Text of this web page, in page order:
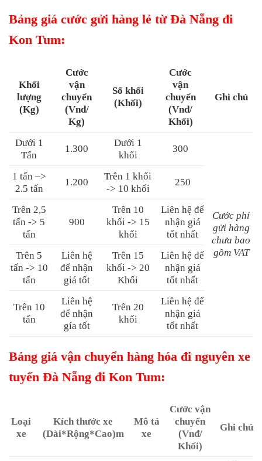
Bảng giá cước gửi hàng lẻ từ Đà Nẵng đi
Kon Tum:
Khối
lượng
(Kg)
Cước
vận
chuyển
(Vnđ/
Kg)
Số khối
(Khối)
Cước
vận
chuyển
(Vnđ/
Khối)
Ghi chú
Dưới 1
Tấn
1.300
Dưới 1
khối
300
Cước phí
gửi hàng
chưa bao
gồm VAT
1 tấn –>
2.5 tấn
1.200
Trên 1 khối
-> 10 khối
250
Trên 2,5
tấn -> 5
tấn
900
Trên 10
khối -> 15
khối
Liên hệ để
nhận giá
tốt nhất
Trên 5
tấn -> 10
tấn
Liên hệ
để nhận
giá tốt
Trên 15
khối -> 20
Khối
Liên hệ để
nhận giá
tốt nhất
Trên 10
tấn
Liên hệ
để nhận
gía tốt
Trên 20
khối
Liên hệ để
nhận giá
tốt nhất
Bảng giá vận chuyển hàng hóa đi nguyên xe
tuyến Đà Nẵng đi Kon Tum:
Loại
xe
Kích thước xe
(Dài*Rộng*Cao)m
Mô tả
xe
Cước vận
chuyển
(Vnđ/
Khối)
Ghi chú